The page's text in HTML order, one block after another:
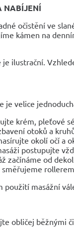
NABÍJENÍ
očistění ve
kámen na
ilustrační.
je velice
krém, pleťové
otoků a
okolí očí a
postupujte
začínáme od
směřujeme
použití masážní
obličej běžnými